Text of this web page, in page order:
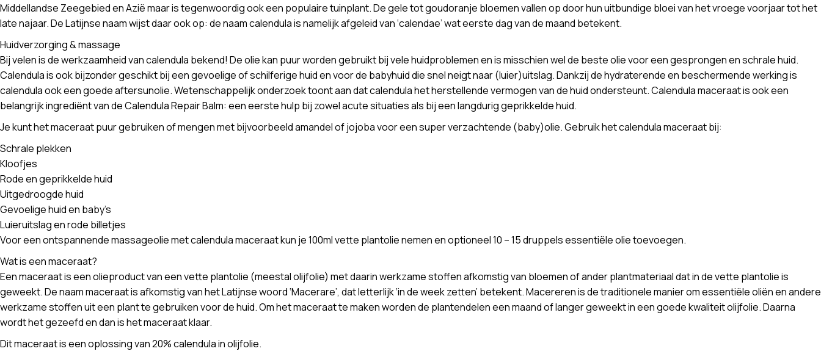
Middellandse Zeegebied en Azië maar is tegenwoordig ook een populaire tuinplant. De gele tot goudoranje bloemen vallen op door hun uitbundige bloei van het vroege voorjaar tot het
late najaar. De Latijnse naam wijst daar ook op: de naam calendula is namelijk afgeleid van ‘calendae’ wat eerste dag van de maand betekent.
Huidverzorging & massage
Bij velen is de werkzaamheid van calendula bekend! De olie kan puur worden gebruikt bij vele huidproblemen en is misschien wel de beste olie voor een gesprongen en schrale huid.
Calendula is ook bijzonder geschikt bij een gevoelige of schilferige huid en voor de babyhuid die snel neigt naar (luier)uitslag. Dankzij de hydraterende en beschermende werking is
calendula ook een goede aftersunolie. Wetenschappelijk onderzoek toont aan dat calendula het herstellende vermogen van de huid ondersteunt. Calendula maceraat is ook een
belangrijk ingrediënt van de Calendula Repair Balm: een eerste hulp bij zowel acute situaties als bij een langdurig geprikkelde huid.
Je kunt het maceraat puur gebruiken of mengen met bijvoorbeeld amandel of jojoba voor een super verzachtende (baby)olie. Gebruik het calendula maceraat bij:
Schrale plekken
Kloofjes
Rode en geprikkelde huid
Uitgedroogde huid
Gevoelige huid en baby’s
Luieruitslag en rode billetjes
Voor een ontspannende massageolie met calendula maceraat kun je 100ml vette plantolie nemen en optioneel 10 – 15 druppels essentiële olie toevoegen.
Wat is een maceraat?
Een maceraat is een olieproduct van een vette plantolie (meestal olijfolie) met daarin werkzame stoffen afkomstig van bloemen of ander plantmateriaal dat in de vette plantolie is
geweekt. De naam maceraat is afkomstig van het Latijnse woord ‘Macerare’, dat letterlijk ‘in de week zetten’ betekent. Macereren is de traditionele manier om essentiële oliën en andere
werkzame stoffen uit een plant te gebruiken voor de huid. Om het maceraat te maken worden de plantendelen een maand of langer geweekt in een goede kwaliteit olijfolie. Daarna
wordt het gezeefd en dan is het maceraat klaar.
Dit maceraat is een oplossing van 20% calendula in olijfolie.